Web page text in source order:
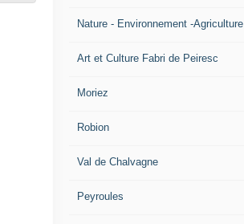
Nature - Environnement -Agriculture
Art et Culture Fabri de Peiresc
Moriez
Robion
Val de Chalvagne
Peyroules